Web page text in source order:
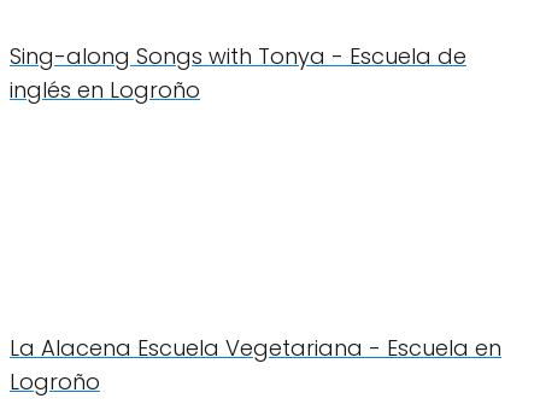
Sing-along Songs with Tonya - Escuela de
inglés en Logroño
La Alacena Escuela Vegetariana - Escuela en
Logroño